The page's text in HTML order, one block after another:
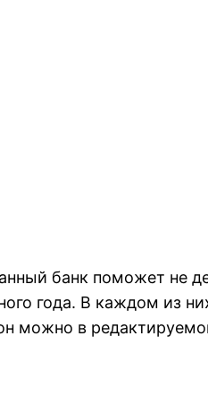
банк поможет не
года. В каждом из
можно в